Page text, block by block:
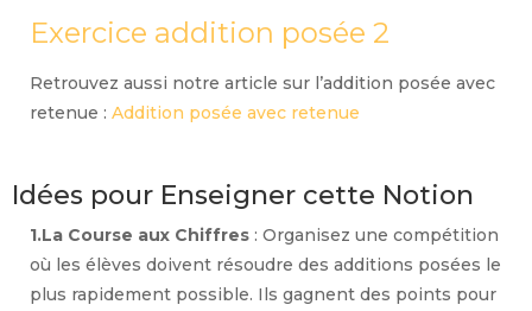
Exercice addition posée 2
Retrouvez aussi notre article sur l’addition posée avec
retenue : Addition posée avec retenue
Idées pour Enseigner cette Notion
1.La Course aux Chiffres : Organisez une compétition
où les élèves doivent résoudre des additions posées le
plus rapidement possible. Ils gagnent des points pour